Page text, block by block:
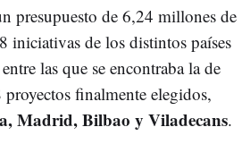
presupuesto de 6,24 millones de
iniciativas de los distintos países
las que se encontraba la de
finalmente elegidos,
Madrid, Bilbao y Viladecans.